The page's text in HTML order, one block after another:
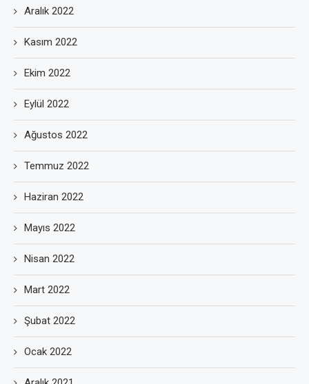
Aralık 2022
Kasım 2022
Ekim 2022
Eylül 2022
Ağustos 2022
Temmuz 2022
Haziran 2022
Mayıs 2022
Nisan 2022
Mart 2022
Şubat 2022
Ocak 2022